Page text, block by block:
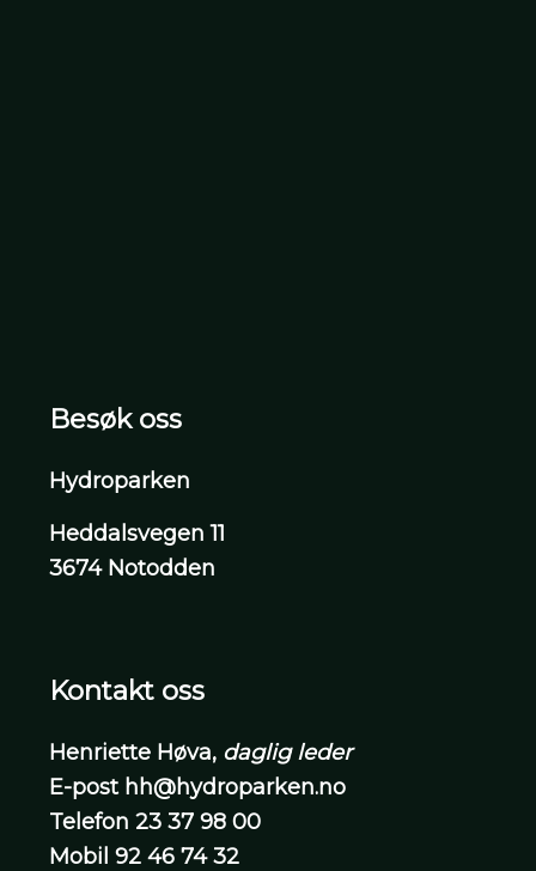
Besøk oss
Hydroparken
Heddalsvegen 11
3674 Notodden
Kontakt oss
Henriette Høva, daglig leder
E-post hh@hydroparken.no
Telefon 23 37 98 00
Mobil 92 46 74 32